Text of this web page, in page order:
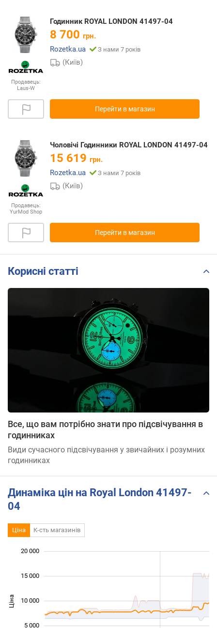
Продавець:
Laus-W
Годинник ROYAL LONDON 41497-04
8 700 грн.
Rozetka.ua
З нами 7 років
(Київ)
Перейти в магазин
Продавець:
YurMod Shop
Чоловічі Годинники ROYAL LONDON 41497-04
15 619 грн.
Rozetka.ua
З нами 7 років
(Київ)
Перейти в магазин
Корисні статті
Все, що вам потрібно знати про підсвічування в
годинниках
Види сучасного підсвічування у звичайних і розумних
годинниках
Динаміка цін на Royal London 41497-
04
Ціна К-сть магазинів
Ціна 10 000
5 000
10 000
15 000
20 000